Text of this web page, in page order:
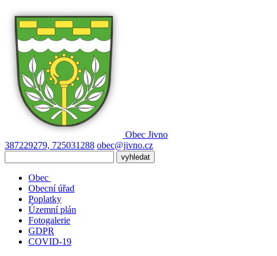
Obec Jivno
387229279, 725031288 obec@jivno.cz
Obec
Obecní úřad
Poplatky
Územní plán
Fotogalerie
GDPR
COVID-19